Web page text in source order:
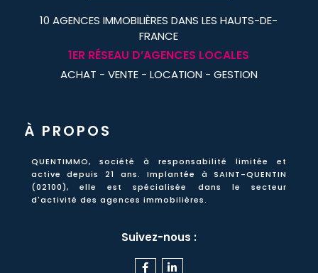
10 AGENCES IMMOBILIÈRES DANS LES HAUTS-DE-
FRANCE
1ER RÉSEAU D’AGENCES LOCALES
ACHAT - VENTE - LOCATION - GESTION
À PROPOS
QUENTIMMO, société à responsabilité limitée et
activedepuis 21 ans. Implantée à SAINT-QUENTIN
(02100), elle est spécialisée dans le secteur
d'activité des agences immobilières.
Suivez-nous :